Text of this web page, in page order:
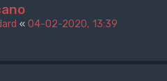
« 04-02-2020, 13:39